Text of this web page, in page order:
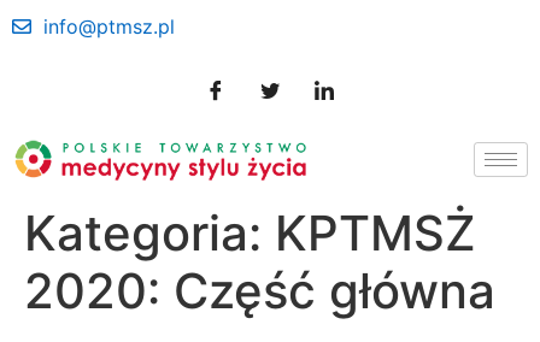
info@ptmsz.pl
Kategoria: KPTMSŻ
2020: Część główna